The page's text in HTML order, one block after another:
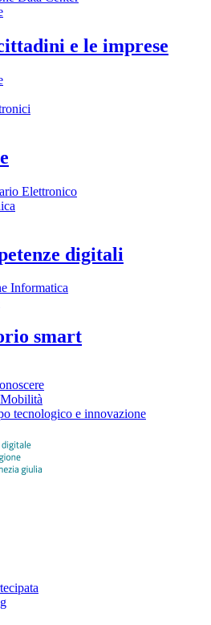
e le imprese
Elettronico
digitali
Informatica
smart
tecnologico e innovazione